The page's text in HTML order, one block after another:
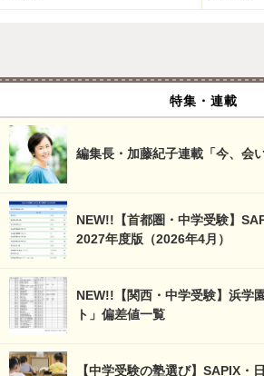
特集・連載
編集長・加藤紀子連載「今、会
NEW!!【首都圏・中学受験】
2027年度版（2026年4月）
NEW!!【関西・中学受験】浜学
ト」偏差値一覧
【中学受験の塾選び】SAPIX・